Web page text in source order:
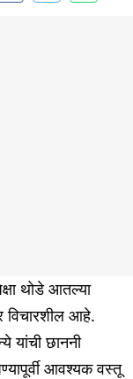
थोडे आतल्या
विचारशील आहे.
यांची छाननी
आवश्यक वस्तू